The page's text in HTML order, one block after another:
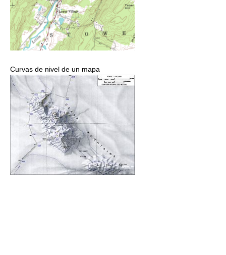
Curvas de nivel de un mapa